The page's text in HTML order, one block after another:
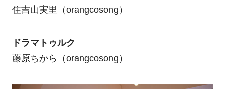
住吉山実里（orangcosong）
ドラマトゥルク
藤原ちから（orangcosong）